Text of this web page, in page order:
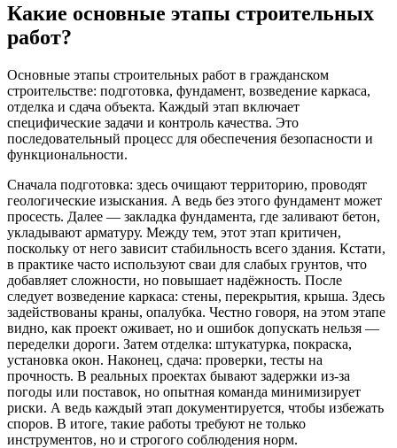
Какие основные этапы строительных
работ?
Основные этапы строительных работ в гражданском
строительстве: подготовка, фундамент, возведение каркаса,
отделка и сдача объекта. Каждый этап включает
специфические задачи и контроль качества. Это
последовательный процесс для обеспечения безопасности и
функциональности.
Сначала подготовка: здесь очищают территорию, проводят
геологические изыскания. А ведь без этого фундамент может
просесть. Далее — закладка фундамента, где заливают бетон,
укладывают арматуру. Между тем, этот этап критичен,
поскольку от него зависит стабильность всего здания. Кстати,
в практике часто используют сваи для слабых грунтов, что
добавляет сложности, но повышает надёжность. После
следует возведение каркаса: стены, перекрытия, крыша. Здесь
задействованы краны, опалубка. Честно говоря, на этом этапе
видно, как проект оживает, но и ошибок допускать нельзя —
переделки дороги. Затем отделка: штукатурка, покраска,
установка окон. Наконец, сдача: проверки, тесты на
прочность. В реальных проектах бывают задержки из-за
погоды или поставок, но опытная команда минимизирует
риски. А ведь каждый этап документируется, чтобы избежать
споров. В итоге, такие работы требуют не только
инструментов, но и строгого соблюдения норм.